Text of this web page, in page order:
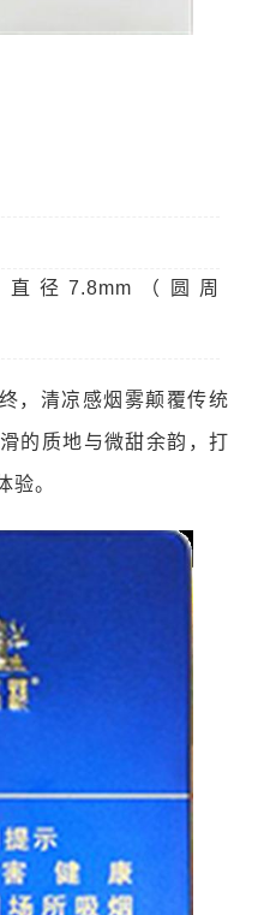
直径7.8mm（圆周
，清凉感烟雾颠覆传统
的质地与微甜余韵，打
验。